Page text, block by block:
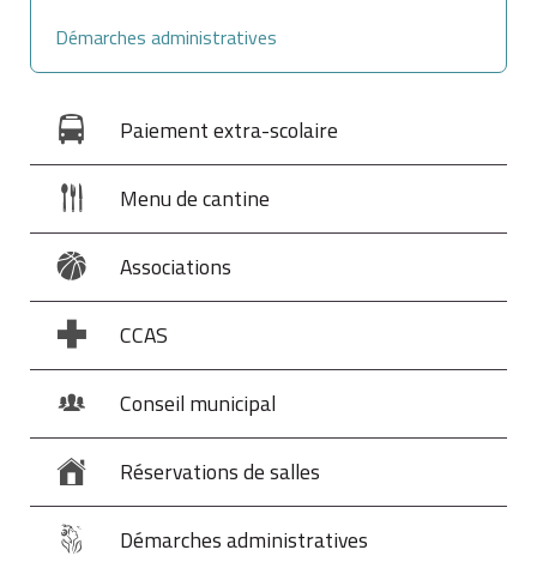
Démarches administratives
Paiement extra-scolaire
Menu de cantine
Associations
CCAS
Conseil municipal
Réservations de salles
Démarches administratives